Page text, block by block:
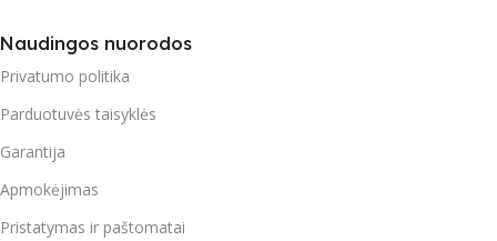
Naudingos nuorodos
Privatumo politika
Parduotuvės taisyklės
Garantija
Apmokėjimas
Pristatymas ir paštomatai